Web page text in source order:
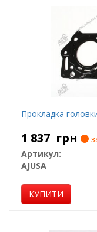
Прокладка
1 837 грн
Артикул:
AJUSA
КУПИТИ